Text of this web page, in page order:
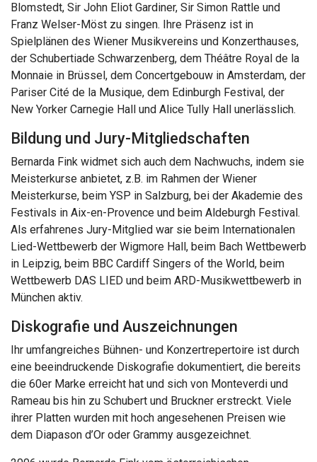
Blomstedt, Sir John Eliot Gardiner, Sir Simon Rattle und
Franz Welser-Möst zu singen. Ihre Präsenz ist in
Spielplänen des Wiener Musikvereins und Konzerthauses,
der Schubertiade Schwarzenberg, dem Théâtre Royal de la
Monnaie in Brüssel, dem Concertgebouw in Amsterdam, der
Pariser Cité de la Musique, dem Edinburgh Festival, der
New Yorker Carnegie Hall und Alice Tully Hall unerlässlich.
Bildung und Jury-Mitgliedschaften
Bernarda Fink widmet sich auch dem Nachwuchs, indem sie
Meisterkurse anbietet, z.B. im Rahmen der Wiener
Meisterkurse, beim YSP in Salzburg, bei der Akademie des
Festivals in Aix-en-Provence und beim Aldeburgh Festival.
Als erfahrenes Jury-Mitglied war sie beim Internationalen
Lied-Wettbewerb der Wigmore Hall, beim Bach Wettbewerb
in Leipzig, beim BBC Cardiff Singers of the World, beim
Wettbewerb DAS LIED und beim ARD-Musikwettbewerb in
München aktiv.
Diskografie und Auszeichnungen
Ihr umfangreiches Bühnen- und Konzertrepertoire ist durch
eine beeindruckende Diskografie dokumentiert, die bereits
die 60er Marke erreicht hat und sich von Monteverdi und
Rameau bis hin zu Schubert und Bruckner erstreckt. Viele
ihrer Platten wurden mit hoch angesehenen Preisen wie
dem Diapason d’Or oder Grammy ausgezeichnet.